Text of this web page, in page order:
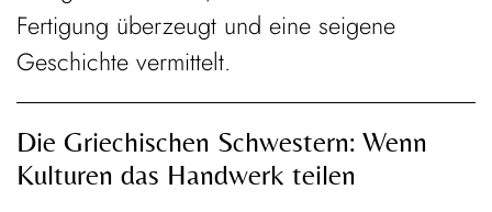
Fertigung überzeugt und eine seigene
Geschichte vermittelt.
Die Griechischen Schwestern: Wenn
Kulturen das Handwerk teilen